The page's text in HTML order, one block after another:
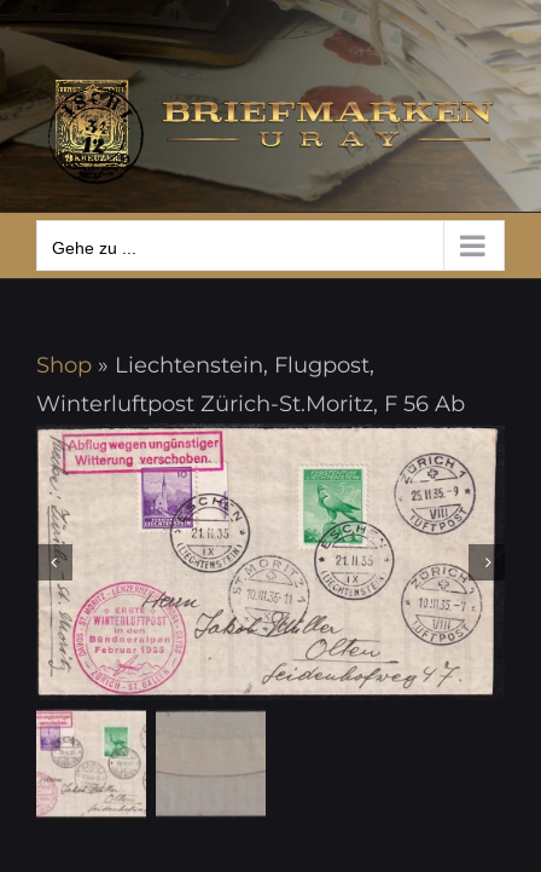
Zum
Inhalt
springen
Gehe zu ...
Gehe zu ...
Shop » Liechtenstein, Flugpost,
Winterluftpost Zürich-St.Moritz, F 56 Ab